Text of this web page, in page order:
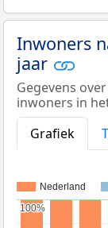
Inwoners
jaar
Gegevens
inwoners in
Grafiek
Nederland
100%
100%